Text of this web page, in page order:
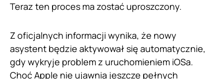
Teraz ten proces ma zostać uproszczony.
Z oficjalnych informacji wynika, że nowy
asystent będzie aktywował się automatycznie,
gdy wykryje problem z uruchomieniem iOSa.
Choć Apple nie ujawnia jeszcze pełnych